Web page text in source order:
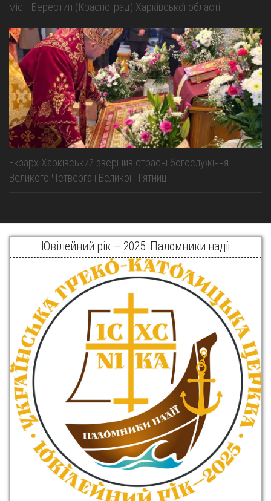
місті Берестин (Красноград) Харківської області
Екзарх Харківський звершив страсні богослужіння
Великого Четверга і Великої Пʼятниці
Ювілейний рік — 2025. Паломники надії